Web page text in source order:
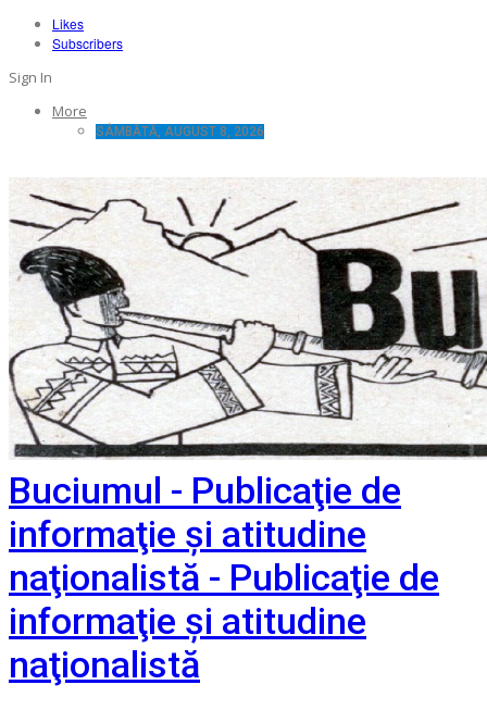
Likes
Subscribers
Sign In
More
SÂMBĂTĂ, AUGUST 8, 2026
Buciumul - Publicaţie de
informaţie şi atitudine
naţionalistă - Publicaţie de
informaţie şi atitudine
naţionalistă